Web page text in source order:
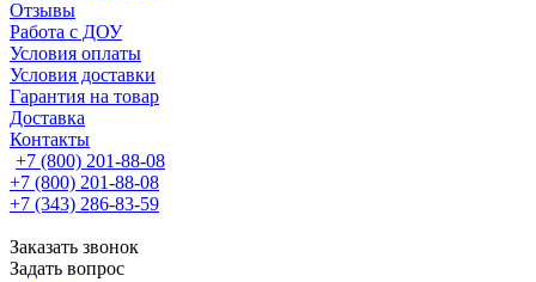
Отзывы
Работа с ДОУ
Условия оплаты
Условия доставки
Гарантия на товар
Доставка
Контакты
+7 (800) 201-88-08
+7 (800) 201-88-08
+7 (343) 286-83-59
Заказать звонок
Задать вопрос